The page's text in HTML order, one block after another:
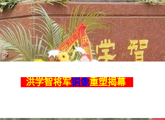
洪学智将军铜像重塑揭幕